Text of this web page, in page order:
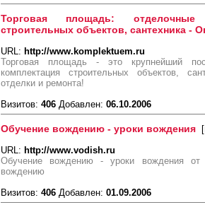
Торговая площадь: отделочные
строительных объектов, сантехника -
URL: http://www.komplektuem.ru
Торговая площадь - это крупнейший
комплектация строительных объектов,
отделки и ремонта!
Визитов: 406 Добавлен: 06.10.2006
Обучение вождению - уроки вождения [
URL: http://www.vodish.ru
Обучение вождению - уроки вождения от
вождению
Визитов: 406 Добавлен: 01.09.2006